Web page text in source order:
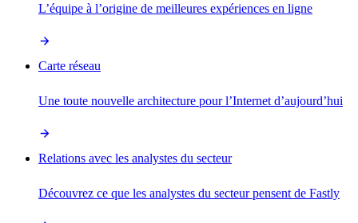
L’équipe à l’origine de meilleures expériences en ligne
Carte réseau
Une toute nouvelle architecture pour l’Internet d’aujourd’hui
Relations avec les analystes du secteur
Découvrez ce que les analystes du secteur pensent de Fastly